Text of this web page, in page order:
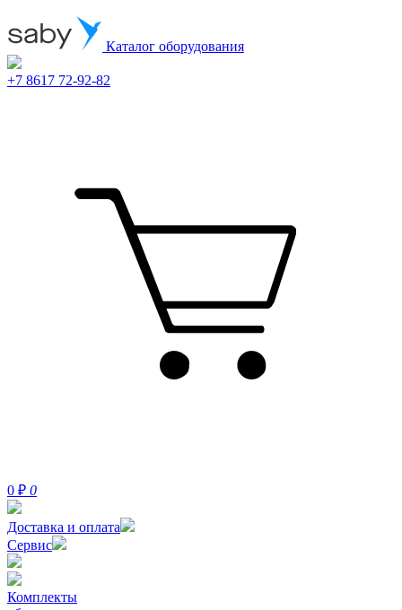
Каталог оборудования
+7 8617 72-92-82
0 ₽ 0
Доставка и оплата
Сервис
Комплекты